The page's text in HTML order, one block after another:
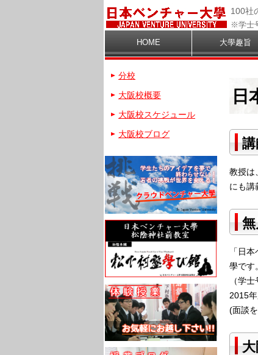
100社
※学士
HOME 大學趣旨
日
教授は
にも講
「日
學です。
（学
2015
(面談
分校
大阪校概要
大阪校スケジュール
大阪校ブログ